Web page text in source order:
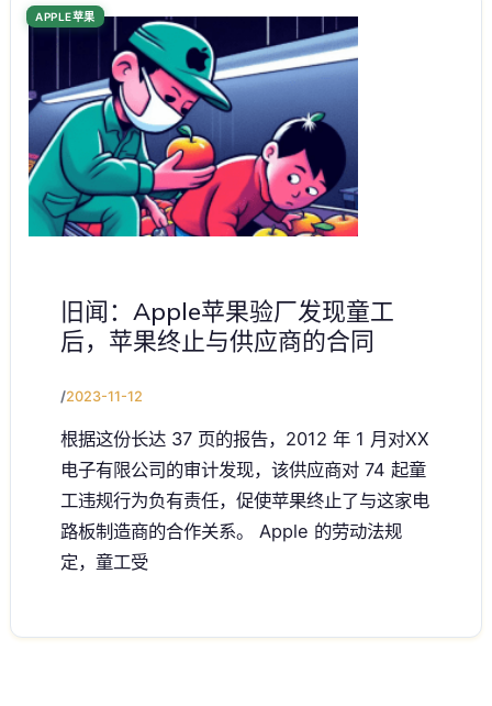
旧闻：Apple苹果验厂发现童工
后，苹果终止与供应商的合同
APPLE苹果
/2023-11-12
根据这份长达 37 页的报告，2012 年 1 月对XX
电子有限公司的审计发现，该供应商对 74 起童
工违规行为负有责任，促使苹果终止了与这家电
路板制造商的合作关系。 Apple 的劳动法规
定，童工受